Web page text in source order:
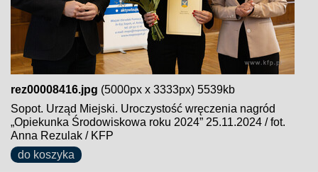
rez00008416.jpg (5000px x 3333px) 5539kb
Sopot. Urząd Miejski. Uroczystość wręczenia nagród
„Opiekunka Środowiskowa roku 2024” 25.11.2024 / fot.
Anna Rezulak / KFP
do koszyka